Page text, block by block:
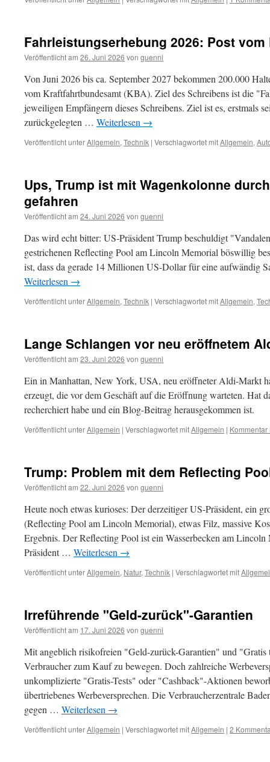
Fahrleistungserhebung 2026: Post
Veröffentlicht am 26. Juni 2026 von guenni
Von Juni 2026 bis ca. September 2027 bekommen 200.000
vom Kraftfahrtbundesamt (KBA). Ziel des Schreibens ist die
jeweiligen Empfängern dieses Schreibens. Ziel ist es, erstmals
zurückgelegten … Weiterlesen →
Veröffentlicht unterAllgemein, Technik | Verschlagwortet mitAllgemein,
Ups, Trump ist mit Wagenkolonne
gefahren
Veröffentlicht am 24. Juni 2026 von guenni
Das wird echt bitter: US-Präsident Trump beschuldigt
gestrichenen Reflecting Pool am Lincoln Memorial böswillig
ist, dass da gerade 14 Millionen US-Dollar für eine aufwändig
Weiterlesen →
Veröffentlicht unterAllgemein, Technik | Verschlagwortet mitAllgemein,
Lange Schlangen vor neu eröffnetem
Veröffentlicht am 23. Juni 2026 von guenni
Ein in Manhattan, New York, USA, neu eröffneter Aldi-Markt
erzeugt, die vor dem Geschäft auf die Eröffnung warteten. Hat
recherchiert habe und ein Blog-Beitrag herausgekommen ist.
Veröffentlicht unterAllgemein | Verschlagwortet mitAllgemein |
Trump: Problem mit dem Reflecting
Veröffentlicht am 22. Juni 2026 von guenni
Heute noch etwas kurioses: Der derzeitiger US-Präsident, ein
(Reflecting Pool am Lincoln Memorial), etwas Filz, massive
Ergebnis. Der Reflecting Pool ist ein Wasserbecken am
Präsident … Weiterlesen →
Veröffentlicht unterAllgemein, Natur, Technik | Verschlagwortet mit
Irreführende "Geld-zurück"-Garantien
Veröffentlicht am 17. Juni 2026 von guenni
Mit angeblich risikofreien "Geld-zurück-Garantien" und "Gratis
Verbraucher zum Kauf zu bewegen. Doch zahlreiche
unkomplizierte "Gratis-Tests" oder "Cashback"-Aktionen
übertriebenes Werbeversprechen. Die Verbraucherzentrale
gegen … Weiterlesen →
Veröffentlicht unterAllgemein | Verschlagwortet mitAllgemein | 2